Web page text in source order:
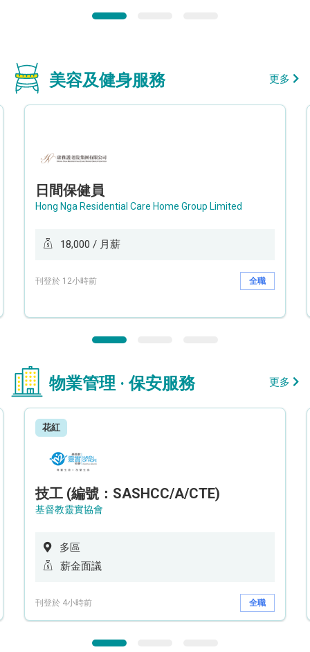
美容及健身服務 更多
日間保健員
Hong Nga Residential Care Home Group Limited
18,000 / 月薪
刊登於 12小時前 全職
物業管理 · 保安服務 更多
花紅
技工 (編號：SASHCC/A/CTE)
基督教靈實協會
多區
薪金面議
刊登於 4小時前 全職